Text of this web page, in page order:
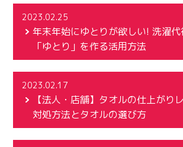
2023.02.25
年末年始にゆとりが欲しい! 洗濯
「ゆとり」を作る活用方法
2023.02.17
【法人・店舗】タオルの仕上がり
対処方法とタオルの選び方